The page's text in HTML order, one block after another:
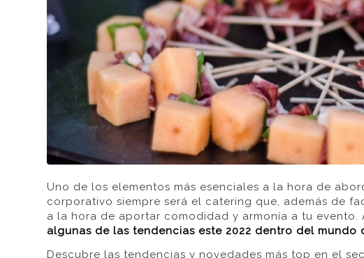
Uno de los elementos más esenciales a la hora de
corporativo siempre será el catering que, además de
a la hora de aportar comodidad y armonía a tu evento.
algunas de las tendencias este 2022 dentro del mundo
Descubre las tendencias y novedades más top en el